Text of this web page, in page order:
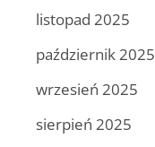
listopad 2025
październik 2025
wrzesień 2025
sierpień 2025